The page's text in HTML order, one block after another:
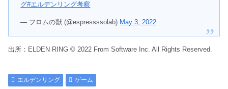
グ#エルデンリング考察
— フロムの獣 (@espressssolab) May 3, 2022
出所：ELDEN RING © 2022 From Software Inc. All Rights Reserved.
エルデンリング ゲーム